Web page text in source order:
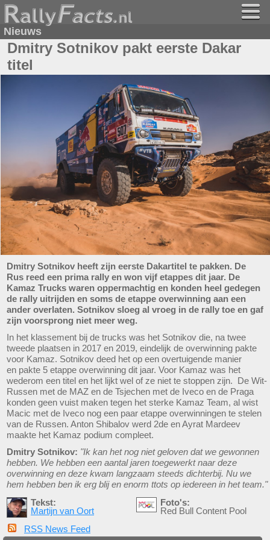
Nieuws
Dmitry Sotnikov pakt eerste Dakar
titel
Dmitry Sotnikov heeft zijn eerste Dakartitel te pakken. De
Rus reed een prima rally en won vijf etappes dit jaar. De
Kamaz Trucks waren oppermachtig en konden heel gedegen
de rally uitrijden en soms de etappe overwinning aan een
ander overlaten. Sotnikov sloeg al vroeg in de rally toe en gaf
zijn voorsprong niet meer weg.
In het klassement bij de trucks was het Sotnikov die, na twee
tweede plaatsen in 2017 en 2019, eindelijk de overwinning pakte
voor Kamaz. Sotnikov deed het op een overtuigende manier
en pakte 5 etappe overwinning dit jaar. Voor Kamaz was het
wederom een titel en het lijkt wel of ze niet te stoppen zijn. De Wit-
Russen met de MAZ en de Tsjechen met de Iveco en de Praga
konden geen vuist maken tegen het sterke Kamaz Team, al wist
Macic met de Iveco nog een paar etappe overwinningen te stelen
van de Russen. Anton Shibalov werd 2de en Ayrat Mardeev
maakte het Kamaz podium compleet.
Dmitry Sotnikov: "Ik kan het nog niet geloven dat we gewonnen
hebben. We hebben een aantal jaren toegewerkt naar deze
overwinning en deze kwam langzaam steeds dichterbij. Nu we
hem hebben ben ik erg blij en enorm ttots op iedereen in het team."
Tekst:
Martijn van Oort
Foto's:
Red Bull Content Pool
RSS News Feed